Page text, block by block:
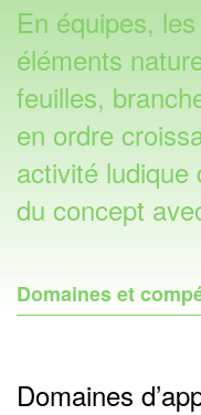
En équipes,
éléments
feuilles,
en ordre
activité
du concept
Domaines et
Domaines